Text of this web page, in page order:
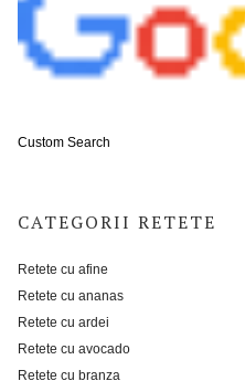
Custom Search
CATEGORII RETETE
Retete cu afine
Retete cu ananas
Retete cu ardei
Retete cu avocado
Retete cu branza